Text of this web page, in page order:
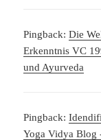
Pingback:Die
Erkenntnis VC
und Ayurveda
Pingback:
Yoga Vidya Blog